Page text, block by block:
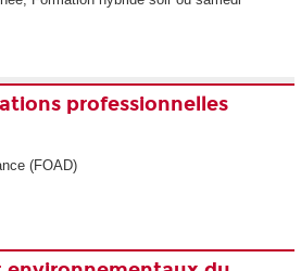
professionnelles
(FOAD)